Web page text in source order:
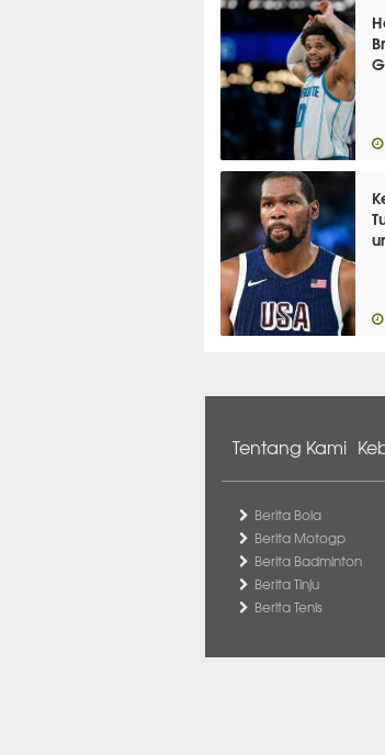
Tentang Kami
Berita Bola
Berita Motogp
Berita Badminton
Berita Tinju
Berita Tenis